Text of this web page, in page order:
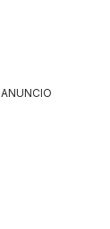
ANUNCIO